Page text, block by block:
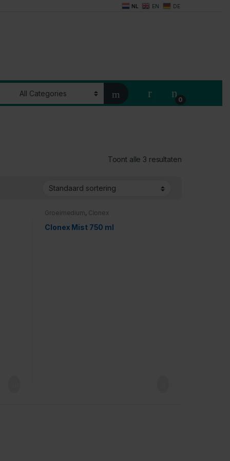
NL EN DE
My Account
0
Toont alle 3 resultaten
Groeimedium, Clonex
Clonex Mist 750 ml